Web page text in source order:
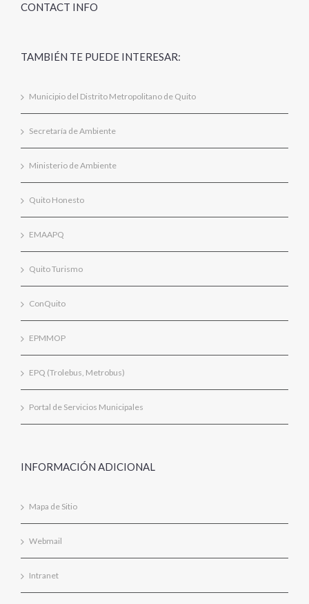
CONTACT INFO
TAMBIÉN TE PUEDE INTERESAR:
Municipio del Distrito Metropolitano de Quito
Secretaría de Ambiente
Ministerio de Ambiente
Quito Honesto
EMAAPQ
Quito Turismo
ConQuito
EPMMOP
EPQ (Trolebus, Metrobus)
Portal de Servicios Municipales
INFORMACIÓN ADICIONAL
Mapa de Sitio
Webmail
Intranet